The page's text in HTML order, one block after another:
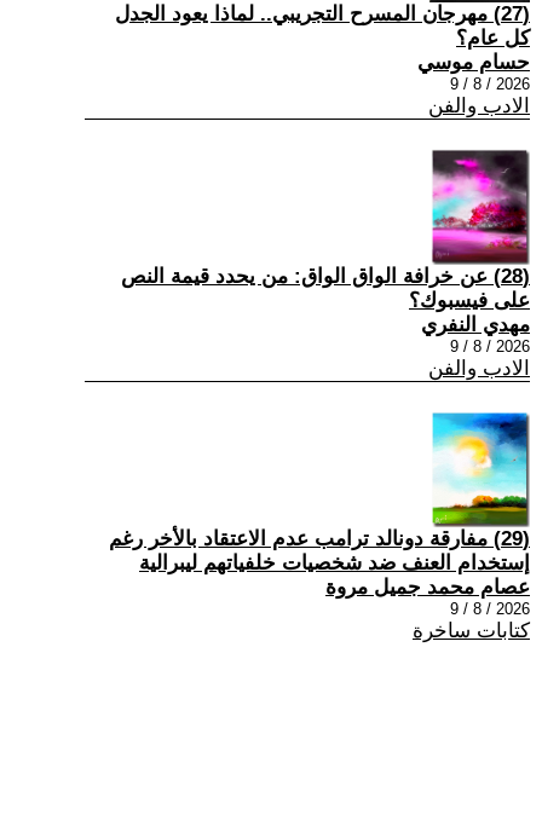
(27) مهرجان المسرح التجريبي.. لماذا يعود الجدل
كل عام؟
حسام موسي
2026 / 8 / 9
الادب والفن
(28) عن خرافة الواق الواق: من يحدد قيمة النص
على فيسبوك؟
مهدي النفري
2026 / 8 / 9
الادب والفن
(29) مفارقة دونالد ترامب عدم الاعتقاد بالأخر رغم
إستخدام العنف ضد شخصيات خلفياتهم ليبرالية
عصام محمد جميل مروة
2026 / 8 / 9
كتابات ساخرة